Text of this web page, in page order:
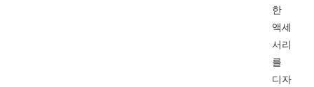
한
액세
서리
를
디자